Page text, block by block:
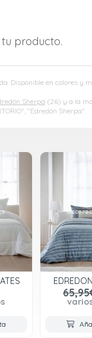
Disponible en colores
Sherpa (26) y a la
"Edredón Sherpa".
producto.